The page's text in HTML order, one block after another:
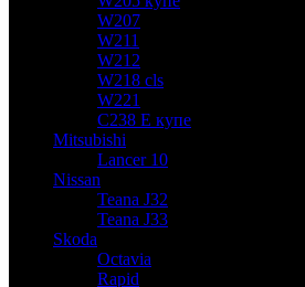
W207
W211
W212
W218 cls
W221
C238 E купе
Mitsubishi
Lancer 10
Nissan
Teana J32
Teana J33
Skoda
Octavia
Rapid